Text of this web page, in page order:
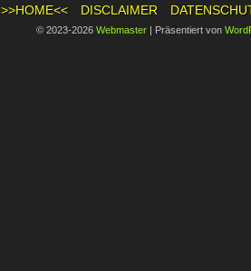
>>HOME<<
DISCLAIMER
© 2023-2026 Webmaster | Präsentiert von